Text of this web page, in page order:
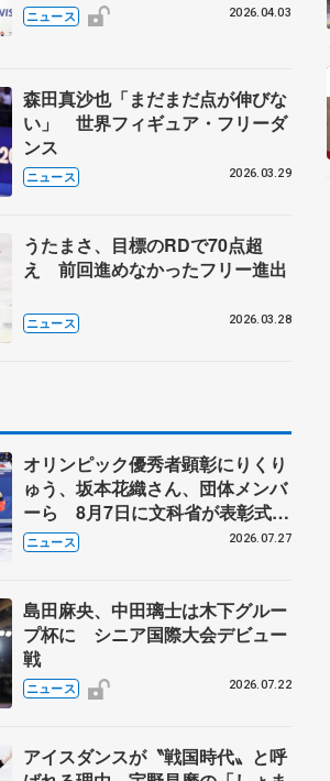
ニュース 2026.04.03
森田真沙也「まだまだ点が伸びな
い」 世界フィギュア・フリーダ
ンス
ニュース 2026.03.29
うたまさ、目標のRDで70点超
え 前回進めなかったフリー進出
ニュース 2026.03.28
オリンピック優秀者顕彰にりくり
ゅう、坂本花織さん、団体メンバ
ーら 8月7日に文科省が表彰式、
ブルーノ・マルコット、中野園子
らコーチも
ニュース 2026.07.27
島田麻央、中田璃士は木下グルー
プ杯に シニア国際大会デビュー
戦
ニュース 2026.07.22
アイスダンスが〝戦国時代〟と呼